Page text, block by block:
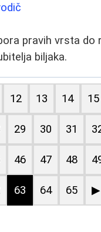
pravih vrsta do
biljaka.
12 13 14 15
29 30 31
46 47 48
63 64 65 ▶